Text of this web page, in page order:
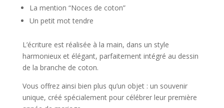
La mention “Noces de coton”
Un petit mot tendre
L’écriture est réalisée à la main, dans un style
harmonieux et élégant, parfaitement intégré au dessin
de la branche de coton.
Vous offrez ainsi bien plus qu’un objet : un souvenir
unique, créé spécialement pour célébrer leur première